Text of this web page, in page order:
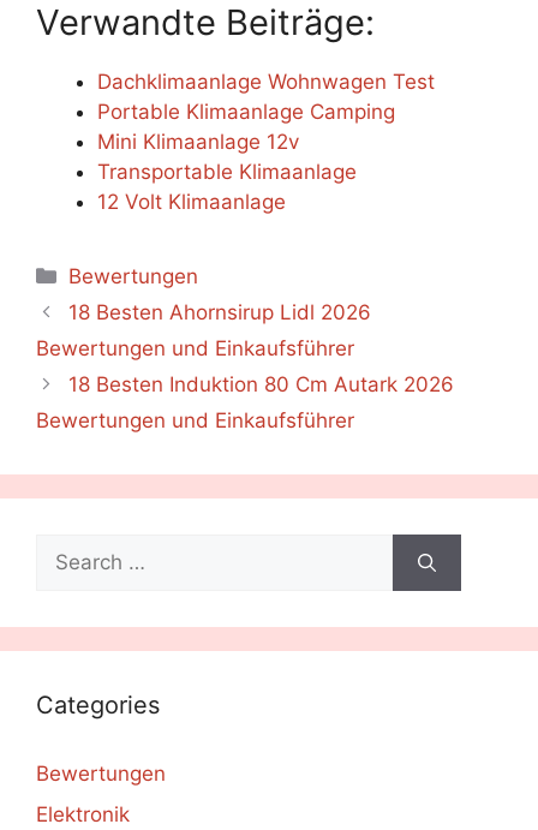
Verwandte Beiträge:
Dachklimaanlage Wohnwagen Test
Portable Klimaanlage Camping
Mini Klimaanlage 12v
Transportable Klimaanlage
12 Volt Klimaanlage
Categories
Bewertungen
18 Besten Ahornsirup Lidl 2026
Bewertungen und Einkaufsführer
18 Besten Induktion 80 Cm Autark 2026
Bewertungen und Einkaufsführer
Search
for:
Categories
Bewertungen
Elektronik